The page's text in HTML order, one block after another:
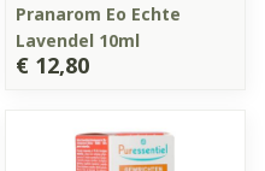
Pranarom Eo Echte
Lavendel 10ml
€ 12,80